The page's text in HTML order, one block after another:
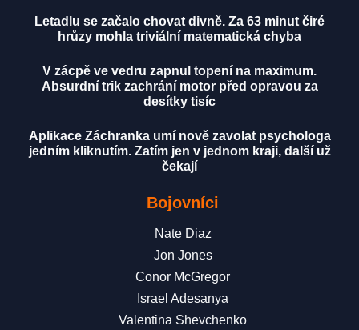
Letadlu se začalo chovat divně. Za 63 minut čiré
hrůzy mohla triviální matematická chyba
V zácpě ve vedru zapnul topení na maximum.
Absurdní trik zachrání motor před opravou za
desítky tisíc
Aplikace Záchranka umí nově zavolat psychologa
jedním kliknutím. Zatím jen v jednom kraji, další už
čekají
Bojovníci
Nate Diaz
Jon Jones
Conor McGregor
Israel Adesanya
Valentina Shevchenko